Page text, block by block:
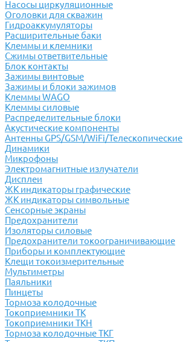
Насосы циркуляционные
Оголовки для скважин
Гидроаккумуляторы
Расширительные баки
Клеммы и клемники
Cжимы ответвительные
Блок контакты
Зажимы винтовые
Зажимы и блоки зажимов
Клеммы WAGO
Клеммы силовые
Распределительные блоки
Акустические компоненты
Антенны GPS/GSM/WiFi/Телескопические
Динамики
Микрофоны
Электромагнитные излучатели
Дисплеи
ЖК индикаторы графические
ЖК индикаторы символьные
Сенсорные экраны
Предохранители
Изоляторы силовые
Предохранители токоограничивающие
Приборы и комплектующие
Клещи токоизмерительные
Мультиметры
Паяльники
Пинцеты
Тормоза колодочные
Токоприемники ТК
Токоприемники ТКН
Тормоза колодочные ТКГ